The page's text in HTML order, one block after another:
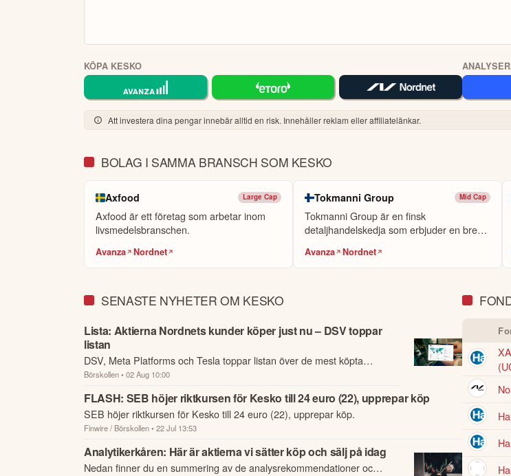
KÖPA KESKO
Att investera dina pengar innebär alltid en risk. Innehåller reklam eller affiliatelänkar.
BOLAG I SAMMA BRANSCH SOM KESKO
Axfood Large Cap
Axfood är ett företag som arbetar inom
livsmedelsbranschen.
Avanza Nordnet
Tokmanni Group Mid Cap
Tokmanni Group är en finsk
detaljhandelskedja som erbjuder en bred
Avanza Nordnet
SENASTE NYHETER OM KESKO
Lista: Aktierna Nordnets kunder köper just nu – DSV toppar
listan
DSV, Meta Platforms och Tesla toppar listan över de mest köpta
aktierna hos Nordnets kunder denna vecka.
Börskollen• 02 Aug 10:00
FLASH: SEB höjer riktkursen för Kesko till 24 euro (22), upprepar köp
SEB höjer riktkursen för Kesko till 24 euro (22), upprepar köp.
Finwire / Börskollen• 22 Jul 13:53
Analytikerkåren: Här är aktierna vi sätter köp och sälj på idag
Nedan finner du en summering av de analysrekommendationer och